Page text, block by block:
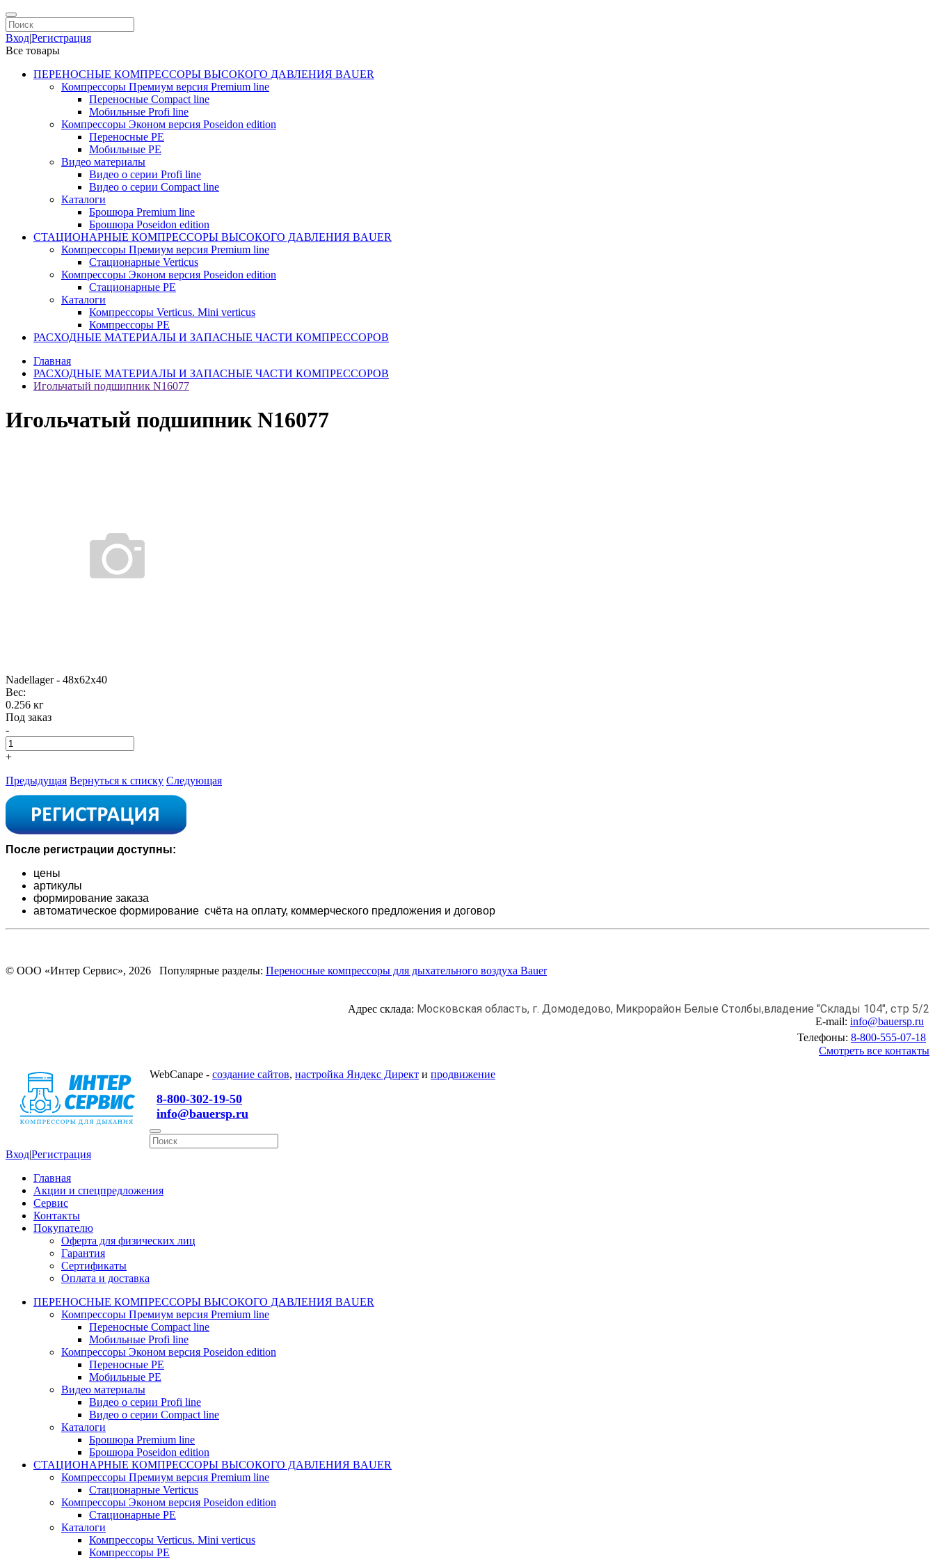
Вход|Регистрация
Все товары
ПЕРЕНОСНЫЕ КОМПРЕССОРЫ ВЫСОКОГО ДАВЛЕНИЯ BAUER
Компрессоры Премиум версия Premium line
Переносные Compact line
Мобильные Profi line
Компрессоры Эконом версия Poseidon edition
Переносные PE
Мобильные PE
Видео материалы
Видео о серии Profi line
Видео о серии Compact line
Каталоги
Брошюра Premium line
Брошюра Poseidon edition
СТАЦИОНАРНЫЕ КОМПРЕССОРЫ ВЫСОКОГО ДАВЛЕНИЯ BAUER
Компрессоры Премиум версия Premium line
Стационарные Verticus
Компрессоры Эконом версия Poseidon edition
Стационарные PE
Каталоги
Компрессоры Verticus. Mini verticus
Компрессоры PE
РАСХОДНЫЕ МАТЕРИАЛЫ И ЗАПАСНЫЕ ЧАСТИ КОМПРЕССОРОВ
Главная
РАСХОДНЫЕ МАТЕРИАЛЫ И ЗАПАСНЫЕ ЧАСТИ КОМПРЕССОРОВ
Игольчатый подшипник N16077
Игольчатый подшипник N16077
Nadellager - 48x62x40
Вес:
0.256 кг
Под заказ
-
+
Предыдущая Вернуться к списку Следующая
После регистрации доступны:
цены
артикулы
формирование заказа
автоматическое формирование счёта на оплату, коммерческого предложения и договор
© ООО «Интер Сервис», 2026 Популярные разделы: Переносные компрессоры для дыхательного воздуха Bauer
Адрес склада: Московская область, г. Домодедово, Микрорайон Белые Столбы,владение "Склады 104", стр 5/2
E-mail: info@bauersp.ru
Телефоны: 8-800-555-07-18
Смотреть все контакты
WebCanape - создание сайтов, настройка Яндекс Директ и продвижение
8-800-302-19-50
info@bauersp.ru
Вход|Регистрация
Главная
Акции и спецпредложения
Сервис
Контакты
Покупателю
Оферта для физических лиц
Гарантия
Сертификаты
Оплата и доставка
ПЕРЕНОСНЫЕ КОМПРЕССОРЫ ВЫСОКОГО ДАВЛЕНИЯ BAUER
Компрессоры Премиум версия Premium line
Переносные Compact line
Мобильные Profi line
Компрессоры Эконом версия Poseidon edition
Переносные PE
Мобильные PE
Видео материалы
Видео о серии Profi line
Видео о серии Compact line
Каталоги
Брошюра Premium line
Брошюра Poseidon edition
СТАЦИОНАРНЫЕ КОМПРЕССОРЫ ВЫСОКОГО ДАВЛЕНИЯ BAUER
Компрессоры Премиум версия Premium line
Стационарные Verticus
Компрессоры Эконом версия Poseidon edition
Стационарные PE
Каталоги
Компрессоры Verticus. Mini verticus
Компрессоры PE